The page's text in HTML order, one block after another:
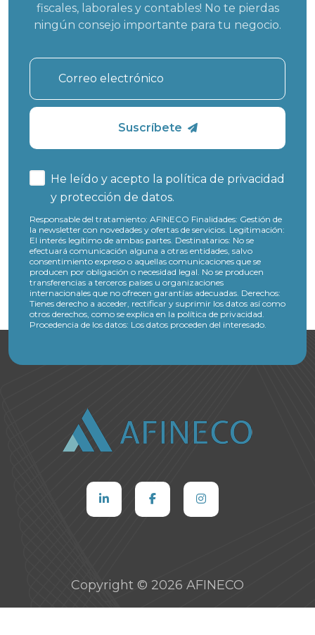
fiscales, laborales y contables! No te pierdas
ningún consejo importante para tu negocio.
Suscríbete
He leído y acepto la política de privacidad
y protección de datos.
Responsable del tratamiento: AFINECO Finalidades: Gestión de
la newsletter con novedades y ofertas de servicios. Legitimación:
El interés legítimo de ambas partes. Destinatarios: No se
efectuará comunicación alguna a otras entidades, salvo
consentimiento expreso o aquellas comunicaciones que se
producen por obligación o necesidad legal. No se producen
transferencias a terceros países u organizaciones
internacionales que no ofrecen garantías adecuadas. Derechos:
Tienes derecho a acceder, rectificar y suprimir los datos así como
otros derechos, como se explica en la política de privacidad
Procedencia de los datos: Los datos proceden del interesado.
Copyright © 2026 AFINECO